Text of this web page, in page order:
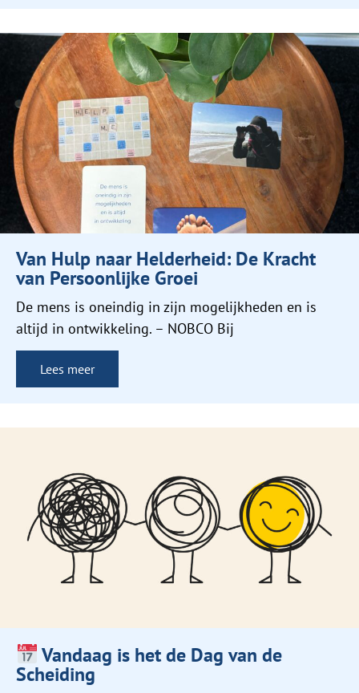
Van Hulp naar Helderheid: De Kracht
van Persoonlijke Groei
De mens is oneindig in zijn mogelijkheden en is
altijd in ontwikkeling. – NOBCO Bij
Lees meer
Vandaag is het de Dag van de
Scheiding